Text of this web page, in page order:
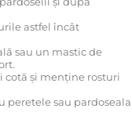
astfel încât
sau un mastic de
cotă și menține rosturi
peretele sau pardoseala